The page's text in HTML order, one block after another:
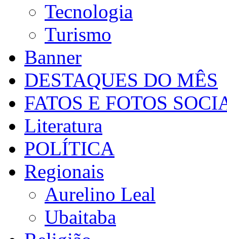
Tecnologia
Turismo
Banner
DESTAQUES DO MÊS
FATOS E FOTOS
Literatura
POLÍTICA
Regionais
Aurelino Leal
Ubaitaba